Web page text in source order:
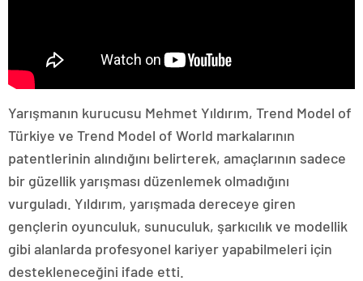
Yarışmanın kurucusu Mehmet Yıldırım, Trend Model of
Türkiye ve Trend Model of World markalarının
patentlerinin alındığını belirterek, amaçlarının sadece
bir güzellik yarışması düzenlemek olmadığını
vurguladı. Yıldırım, yarışmada dereceye giren
gençlerin oyunculuk, sunuculuk, şarkıcılık ve modellik
gibi alanlarda profesyonel kariyer yapabilmeleri için
destekleneceğini ifade etti.